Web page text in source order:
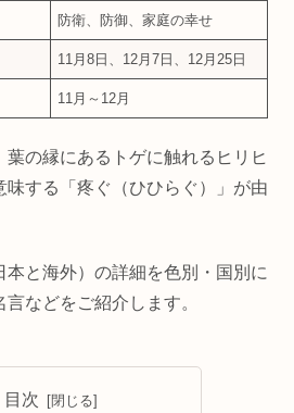
防衛、防御、家庭の幸せ
11月8日、12月7日、12月25日
11月～12月
の縁にあるトゲに触れるヒリヒ
味する「疼ぐ（ひひらぐ）」が由
本と海外）の詳細を色別・国別に
などをご紹介します。
目次